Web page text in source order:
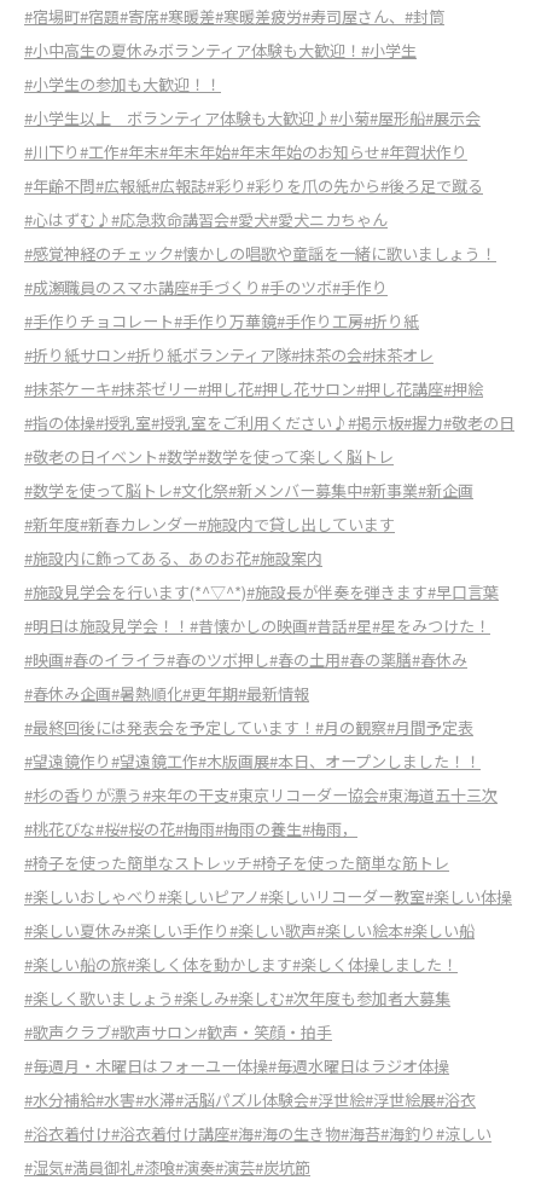
#宿場町#宿題#寄席#寒暖差#寒暖差疲労#寿司屋さん、 #封筒
#小中高生の夏休みボランティア体験も大歓迎！ #小学生
#小学生の参加も大歓迎！！
#小学生以上 ボランティア体験も大歓迎♪#小菊#屋形船#展示会
#川下り#工作#年末#年末年始#年末年始のお知らせ#年賀状作り
#年齢不問#広報紙#広報誌#彩り#彩りを爪の先から#後ろ足で蹴る
#心はずむ♪#応急救命講習会#愛犬#愛犬ニカちゃん
#感覚神経のチェック#懐かしの唱歌や童謡を一緒に歌いましょう！
#成瀬職員のスマホ講座#手づくり#手のツボ#手作り
#手作りチョコレート#手作り万華鏡#手作り工房#折り紙
#折り紙サロン#折り紙ボランティア隊#抹茶の会#抹茶オレ
#抹茶ケーキ#抹茶ゼリー#押し花#押し花サロン#押し花講座#押絵
#指の体操#授乳室#授乳室をご利用ください♪#掲示板#握力#敬老の日
#敬老の日イベント#数学#数学を使って楽しく脳トレ
#数学を使って脳トレ#文化祭#新メンバー募集中#新事業#新企画
#新年度#新春カレンダー#施設内で貸し出しています
#施設内に飾ってある、あのお花#施設案内
#施設見学会を行います(*^▽^*)#施設長が伴奏を弾きます#早口言葉
#明日は施設見学会！！ #昔懐かしの映画#昔話#星#星をみつけた！
#映画#春のイライラ#春のツボ押し#春の土用#春の薬膳#春休み
#春休み企画#暑熱順化#更年期#最新情報
#最終回後には発表会を予定しています！ #月の観察#月間予定表
#望遠鏡作り#望遠鏡工作#木版画展#本日、オープンしました！！
#杉の香りが漂う#来年の干支#東京リコーダー協会#東海道五十三次
#桃花びな#桜#桜の花#梅雨#梅雨の養生#梅雨，
#椅子を使った簡単なストレッチ#椅子を使った簡単な筋トレ
#楽しいおしゃべり#楽しいピアノ#楽しいリコーダー教室#楽しい体操
#楽しい夏休み#楽しい手作り#楽しい歌声#楽しい絵本#楽しい船
#楽しい船の旅#楽しく体を動かします#楽しく体操しました！
#楽しく歌いましょう#楽しみ#楽しむ#次年度も参加者大募集
#歌声クラブ#歌声サロン#歓声・笑顔・拍手
#毎週月・木曜日はフォーユー体操#毎週水曜日はラジオ体操
#水分補給#水害#水滞#活脳パズル体験会#浮世絵#浮世絵展#浴衣
#浴衣着付け#浴衣着付け講座#海#海の生き物#海苔#海釣り#涼しい
#湿気#満員御礼#漆喰#演奏#演芸#炭坑節